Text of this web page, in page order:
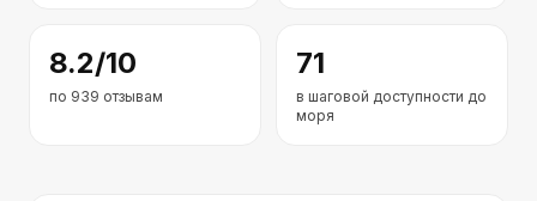
8.2/10
по 939 отзывам
71
в шаговой доступности до
моря